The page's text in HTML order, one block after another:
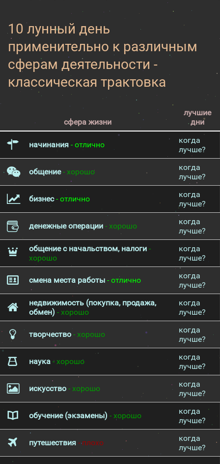
10 лунный день
применительно к различным
сферам деятельности -
классическая трактовка
сфера жизни
лучшие
дни
начинания - отлично
когда
лучше?
общение- хорошо
когда
лучше?
бизнес- отлично
когда
лучше?
денежные операции - хорошо
когда
лучше?
общение с начальством, налоги -
хорошо
когда
лучше?
смена места работы - отлично
когда
лучше?
недвижимость (покупка, продажа,
обмен) - хорошо
когда
лучше?
творчество - хорошо
когда
лучше?
наука - хорошо
когда
лучше?
искусство - хорошо
когда
лучше?
обучение (экзамены) - хорошо
когда
лучше?
путешествия - плохо
когда
лучше?